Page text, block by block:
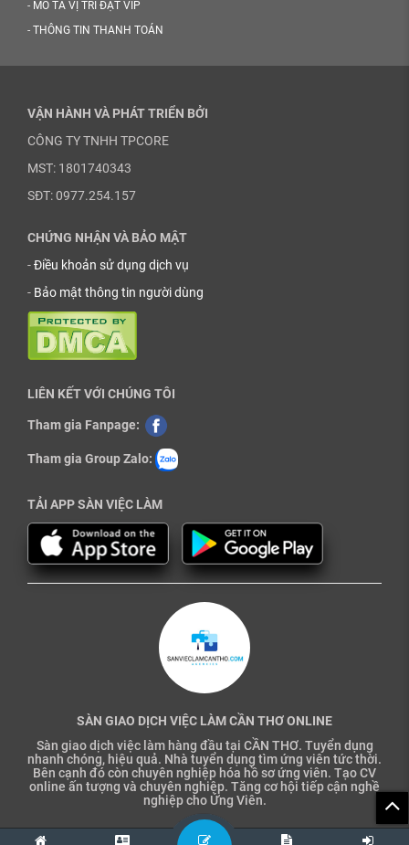
- MÔ TẢ VỊ TRÍ ĐẶT VIP
- THÔNG TIN THANH TOÁN
VẬN HÀNH VÀ PHÁT TRIỂN BỞI
CÔNG TY TNHH TPCORE
MST: 1801740343
SĐT: 0977.254.157
CHỨNG NHẬN VÀ BẢO MẬT
-Điều khoản sử dụng dịch vụ
- Bảo mật thông tin người dùng
LIÊN KẾT VỚI CHÚNG TÔI
Tham gia Fanpage:
Tham gia Group Zalo:
TẢI APP SÀN VIỆC LÀM
SÀN GIAO DỊCH VIỆC LÀM CẦN THƠ ONLINE
Sàn giao dịch việc làm hàng đầu tại CẦN THƠ. Tuyển dụng
nhanh chóng, hiệu quả. Nhà tuyển dụng tìm ứng viên tức thời.
Bên cạnh đó còn chuyên nghiệp hóa hồ sơ ứng viên. Tạo CV
online ấn tượng và chuyên nghiệp. Tăng cơ hội tiếp cận nghề
nghiệp cho Ứng Viên.